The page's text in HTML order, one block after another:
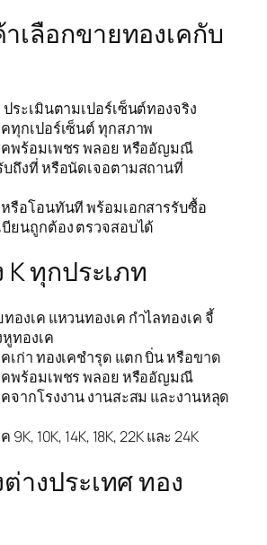
เลือกขายทองเคกับ
ประเมินตามเปอร์เซ็นต์ทองจริง
ทุกเปอร์เซ็นต์ ทุกสภาพ
คพร้อมเพชร พลอย หรืออัญมณี
ถึงที่ หรือนัดเจอตามสถานที่
รือโอนทันที พร้อมเอกสารรับซื้อ
ยนถูกต้อง ตรวจสอบได้
ทุกประเภท
องเค แหวนทองเค กำไลทองเค จี้
ทองเค
เก่า ทองเคชำรุด แตก บิ่น หรือขาด
คพร้อมเพชร พลอย หรืออัญมณี
จากโรงงาน งานสะสม และงานหลุด
9K, 10K, 14K, 18K, 22K และ 24K
างประเทศ ทอง